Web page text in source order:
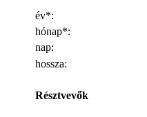
év*:
hónap*:
nap:
hossza:
Résztvevők